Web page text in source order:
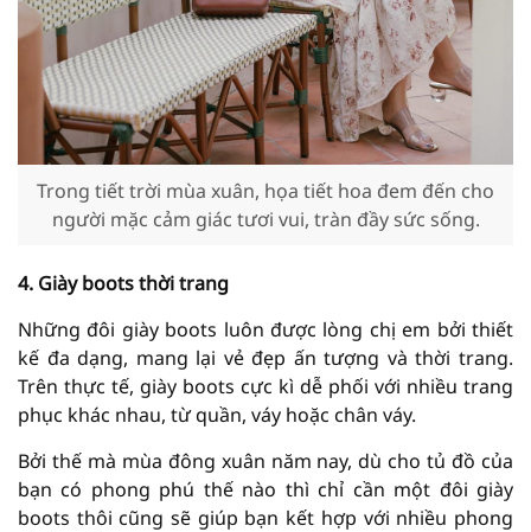
Trong tiết trời mùa xuân, họa tiết hoa đem đến cho
người mặc cảm giác tươi vui, tràn đầy sức sống.
4. Giày boots thời trang
kế đa dạng, mang lại vẻ đẹp ấn tượng và thời trang.
Trên thực tế, giày boots cực kì dễ phối với nhiều trang
bạn có phong phú thế nào thì chỉ cần một đôi giày
boots thôi cũng sẽ giúp bạn kết hợp với nhiều phong